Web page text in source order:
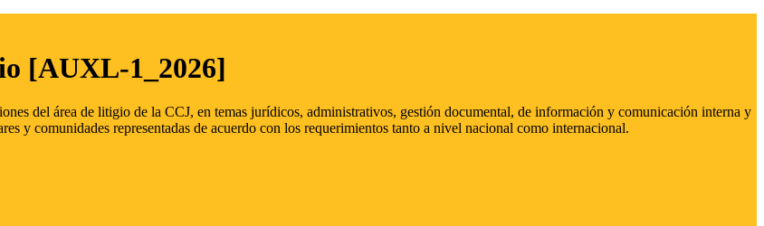
[AUXL-1_2026]
del área de litigio de la CCJ, en temas jurídicos, administrativos, gestión documental, de información y comunicación interna y
y comunidades representadas de acuerdo con los requerimientos tanto a nivel nacional como internacional.